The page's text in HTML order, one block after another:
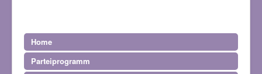
Home
Parteiprogramm